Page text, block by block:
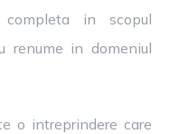
completa in scopul
renume in domeniul
o intreprindere care